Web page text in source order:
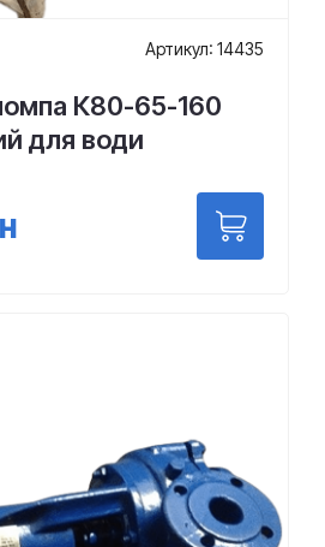
Артикул: 14435
К80-65-160
для води